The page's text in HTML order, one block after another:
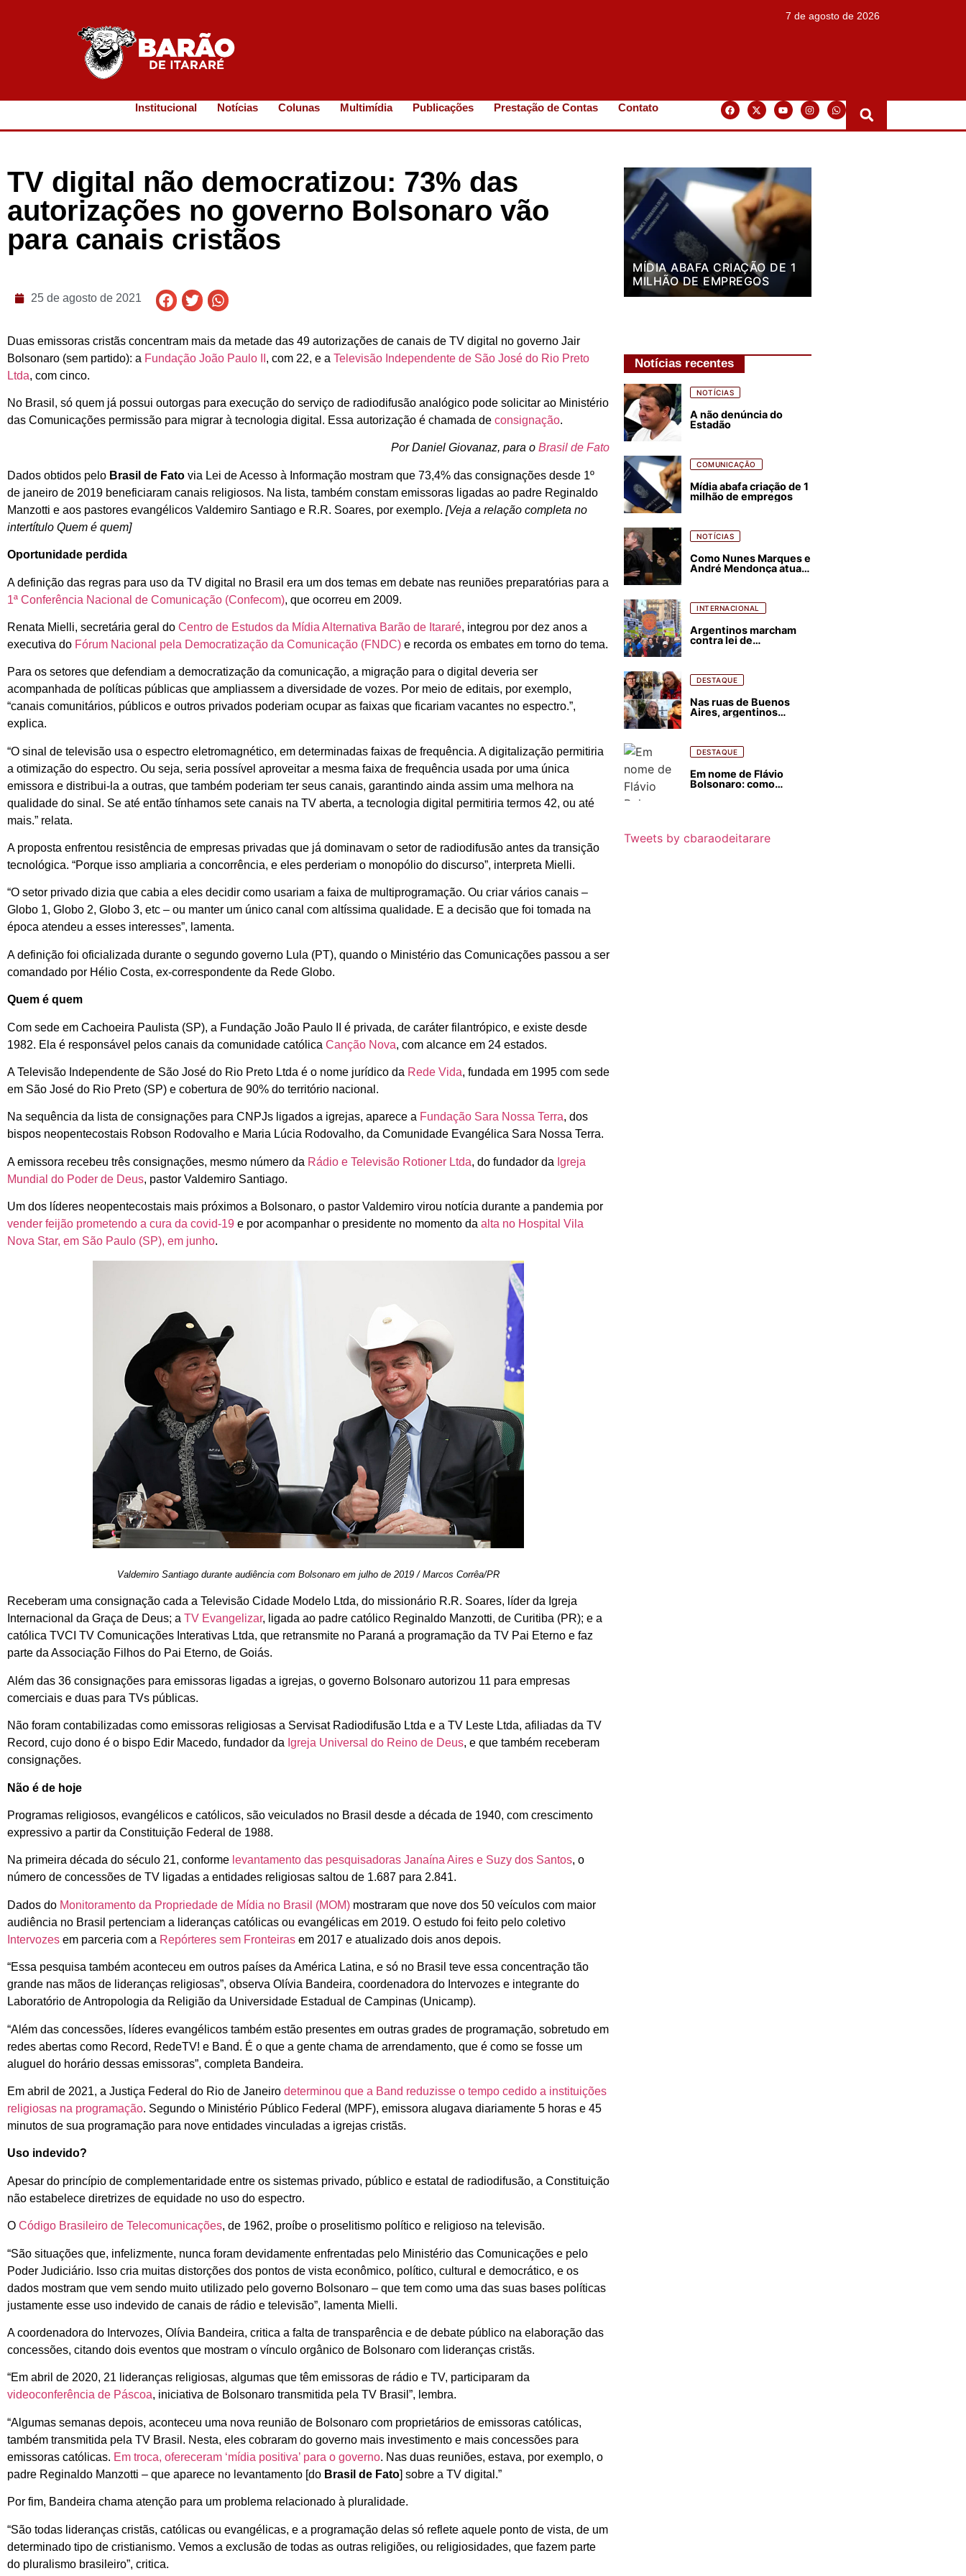
7 de agosto de 2026
Institucional Notícias Colunas Multimídia Publicações Prestação de Contas Contato
TV digital não democratizou: 73% das
autorizações no governo Bolsonaro vão
para canais cristãos
25 de agosto de 2021
Duas emissoras cristãs concentram mais da metade das 49 autorizações de canais de TV digital no governo Jair
Bolsonaro (sem partido): a Fundação João Paulo II , com 22, e a Televisão Independente de São José do Rio Preto
Ltda, com cinco.
No Brasil, só quem já possui outorgas para execução do serviço de radiodifusão analógico pode solicitar ao Ministério
das Comunicações permissão para migrar à tecnologia digital. Essa autorização é chamada de consignação.
Por Daniel Giovanaz, para oBrasil de Fato
Dados obtidos pelo Brasil de Fato via Lei de Acesso à Informação mostram que 73,4% das consignações desde 1º
de janeiro de 2019 beneficiaram canais religiosos. Na lista, também constam emissoras ligadas ao padre Reginaldo
Manzotti e aos pastores evangélicos Valdemiro Santiago e R.R. Soares, por exemplo. [Veja a relação completa no
intertítulo Quem é quem]
Oportunidade perdida
A definição das regras para uso da TV digital no Brasil era um dos temas em debate nas reuniões preparatórias para a
1ª Conferência Nacional de Comunicação (Confecom), que ocorreu em 2009.
Renata Mielli, secretária geral do Centro de Estudos da Mídia Alternativa Barão de Itararé, integrou por dez anos a
executiva do Fórum Nacional pela Democratização da Comunicação (FNDC) e recorda os embates em torno do tema.
Para os setores que defendiam a democratização da comunicação, a migração para o digital deveria ser
acompanhada de políticas públicas que ampliassem a diversidade de vozes. Por meio de editais, por exemplo,
“canais comunitários, públicos e outros privados poderiam ocupar as faixas que ficariam vacantes no espectro.”,
explica.
“O sinal de televisão usa o espectro eletromagnético, em determinadas faixas de frequência. A digitalização permitiria
a otimização do espectro. Ou seja, seria possível aproveitar a mesma faixa de frequência usada por uma única
emissora e distribui-la a outras, que também poderiam ter seus canais, garantindo ainda assim uma melhora na
qualidade do sinal. Se até então tínhamos sete canais na TV aberta, a tecnologia digital permitiria termos 42, ou até
mais.” relata.
A proposta enfrentou resistência de empresas privadas que já dominavam o setor de radiodifusão antes da transição
tecnológica. “Porque isso ampliaria a concorrência, e eles perderiam o monopólio do discurso”, interpreta Mielli.
“O setor privado dizia que cabia a eles decidir como usariam a faixa de multiprogramação. Ou criar vários canais –
Globo 1, Globo 2, Globo 3, etc – ou manter um único canal com altíssima qualidade. E a decisão que foi tomada na
época atendeu a esses interesses”, lamenta.
A definição foi oficializada durante o segundo governo Lula (PT), quando o Ministério das Comunicações passou a ser
comandado por Hélio Costa, ex-correspondente da Rede Globo.
Quem é quem
Com sede em Cachoeira Paulista (SP), a Fundação João Paulo II é privada, de caráter filantrópico, e existe desde
1982. Ela é responsável pelos canais da comunidade católica Canção Nova, com alcance em 24 estados.
A Televisão Independente de São José do Rio Preto Ltda é o nome jurídico da Rede Vida, fundada em 1995 com sede
em São José do Rio Preto (SP) e cobertura de 90% do território nacional.
Na sequência da lista de consignações para CNPJs ligados a igrejas, aparece a Fundação Sara Nossa Terra, dos
bispos neopentecostais Robson Rodovalho e Maria Lúcia Rodovalho, da Comunidade Evangélica Sara Nossa Terra.
A emissora recebeu três consignações, mesmo número da Rádio e Televisão Rotioner Ltda, do fundador da Igreja
Mundial do Poder de Deus, pastor Valdemiro Santiago.
Um dos líderes neopentecostais mais próximos a Bolsonaro, o pastor Valdemiro virou notícia durante a pandemia por
vender feijão prometendo a cura da covid-19 e por acompanhar o presidente no momento da alta no Hospital Vila
Nova Star, em São Paulo (SP), em junho.
Valdemiro Santiago durante audiência com Bolsonaro em julho de 2019 / Marcos Corrêa/PR
Receberam uma consignação cada a Televisão Cidade Modelo Ltda, do missionário R.R. Soares, líder da Igreja
Internacional da Graça de Deus; a TV Evangelizar, ligada ao padre católico Reginaldo Manzotti, de Curitiba (PR); e a
católica TVCI TV Comunicações Interativas Ltda, que retransmite no Paraná a programação da TV Pai Eterno e faz
parte da Associação Filhos do Pai Eterno, de Goiás.
Além das 36 consignações para emissoras ligadas a igrejas, o governo Bolsonaro autorizou 11 para empresas
comerciais e duas para TVs públicas.
Não foram contabilizadas como emissoras religiosas a Servisat Radiodifusão Ltda e a TV Leste Ltda, afiliadas da TV
Record, cujo dono é o bispo Edir Macedo, fundador da Igreja Universal do Reino de Deus, e que também receberam
consignações.
Não é de hoje
Programas religiosos, evangélicos e católicos, são veiculados no Brasil desde a década de 1940, com crescimento
expressivo a partir da Constituição Federal de 1988.
Na primeira década do século 21, conforme levantamento das pesquisadoras Janaína Aires e Suzy dos Santos, o
número de concessões de TV ligadas a entidades religiosas saltou de 1.687 para 2.841.
Dados do Monitoramento da Propriedade de Mídia no Brasil (MOM) mostraram que nove dos 50 veículos com maior
audiência no Brasil pertenciam a lideranças católicas ou evangélicas em 2019. O estudo foi feito pelo coletivo
Intervozes em parceria com a Repórteres sem Fronteiras em 2017 e atualizado dois anos depois.
“Essa pesquisa também aconteceu em outros países da América Latina, e só no Brasil teve essa concentração tão
grande nas mãos de lideranças religiosas”, observa Olívia Bandeira, coordenadora do Intervozes e integrante do
Laboratório de Antropologia da Religião da Universidade Estadual de Campinas (Unicamp).
“Além das concessões, líderes evangélicos também estão presentes em outras grades de programação, sobretudo em
redes abertas como Record, RedeTV! e Band. É o que a gente chama de arrendamento, que é como se fosse um
aluguel do horário dessas emissoras”, completa Bandeira.
Em abril de 2021, a Justiça Federal do Rio de Janeiro determinou que a Band reduzisse o tempo cedido a instituições
religiosas na programação. Segundo o Ministério Público Federal (MPF), emissora alugava diariamente 5 horas e 45
minutos de sua programação para nove entidades vinculadas a igrejas cristãs.
Uso indevido?
Apesar do princípio de complementaridade entre os sistemas privado, público e estatal de radiodifusão, a Constituição
não estabelece diretrizes de equidade no uso do espectro.
O Código Brasileiro de Telecomunicações, de 1962, proíbe o proselitismo político e religioso na televisão.
“São situações que, infelizmente, nunca foram devidamente enfrentadas pelo Ministério das Comunicações e pelo
Poder Judiciário. Isso cria muitas distorções dos pontos de vista econômico, político, cultural e democrático, e os
dados mostram que vem sendo muito utilizado pelo governo Bolsonaro – que tem como uma das suas bases políticas
justamente esse uso indevido de canais de rádio e televisão”, lamenta Mielli.
A coordenadora do Intervozes, Olívia Bandeira, critica a falta de transparência e de debate público na elaboração das
concessões, citando dois eventos que mostram o vínculo orgânico de Bolsonaro com lideranças cristãs.
“Em abril de 2020, 21 lideranças religiosas, algumas que têm emissoras de rádio e TV, participaram da
videoconferência de Páscoa, iniciativa de Bolsonaro transmitida pela TV Brasil”, lembra.
“Algumas semanas depois, aconteceu uma nova reunião de Bolsonaro com proprietários de emissoras católicas,
também transmitida pela TV Brasil. Nesta, eles cobraram do governo mais investimento e mais concessões para
emissoras católicas. Em troca, ofereceram ‘mídia positiva’ para o governo. Nas duas reuniões, estava, por exemplo, o
padre Reginaldo Manzotti – que aparece no levantamento [do Brasil de Fato] sobre a TV digital.”
Por fim, Bandeira chama atenção para um problema relacionado à pluralidade.
“São todas lideranças cristãs, católicas ou evangélicas, e a programação delas só reflete aquele ponto de vista, de um
determinado tipo de cristianismo. Vemos a exclusão de todas as outras religiões, ou religiosidades, que fazem parte
do pluralismo brasileiro”, critica.
MÍDIA ABAFA CRIAÇÃO DE 1
MILHÃO DE EMPREGOS
Notícias recentes
NOTÍCIAS
A não denúncia do
Estadão
COMUNICAÇÃO
Mídia abafa criação de 1
milhão de empregos
NOTÍCIAS
Como Nunes Marques e
André Mendonça atuam
INTERNACIONAL
Argentinos marcham
contra lei de
florestais
DESTAQUE
Nas ruas de Buenos
Aires, argentinos
DESTAQUE
Em nome de Flávio
Bolsonaro: como
Tweets by cbaraodeitarare